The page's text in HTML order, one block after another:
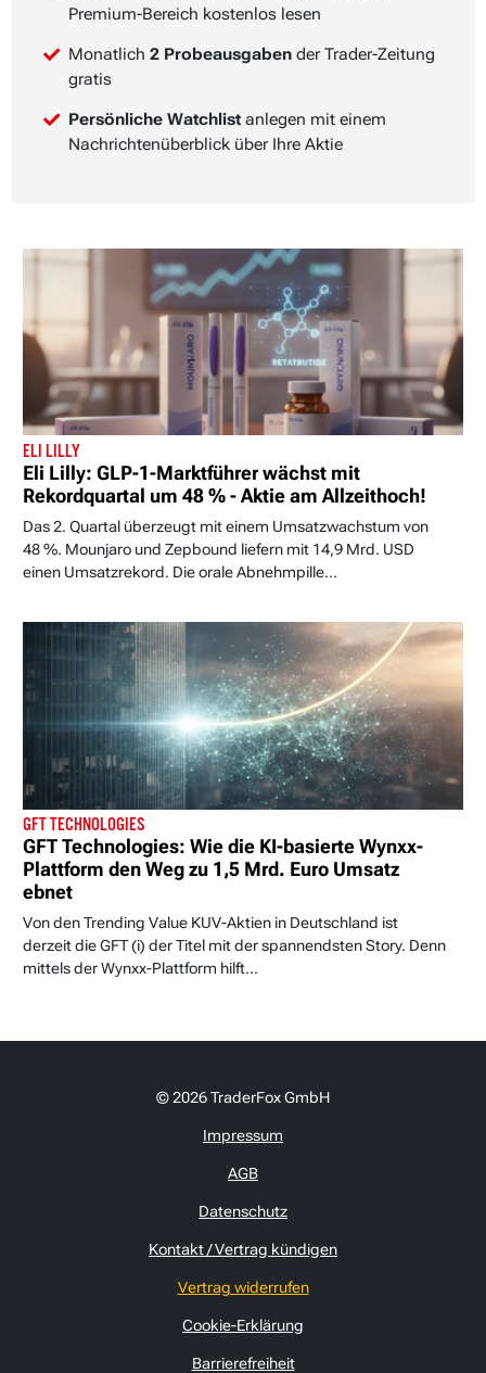
Premium-Bereich kostenlos lesen
Monatlich 2 Probeausgaben der Trader-Zeitung
gratis
Persönliche Watchlist anlegen mit einem
Nachrichtenüberblick über Ihre Aktie
ELI LILLY
Eli Lilly: GLP-1-Marktführer wächst mit
Rekordquartal um 48 % - Aktie am Allzeithoch!
Das 2. Quartal überzeugt mit einem Umsatzwachstum von
48 %. Mounjaro und Zepbound liefern mit 14,9 Mrd. USD
einen Umsatzrekord. Die orale Abnehmpille...
GFT TECHNOLOGIES
GFT Technologies: Wie die KI-basierte Wynxx-
Plattform den Weg zu 1,5 Mrd. Euro Umsatz
ebnet
Von den Trending Value KUV-Aktien in Deutschland ist
derzeit die GFT (i) der Titel mit der spannendsten Story. Denn
mittels der Wynxx-Plattform hilft...
© 2026 TraderFox GmbH
Impressum
AGB
Datenschutz
Kontakt / Vertrag kündigen
Vertrag widerrufen
Cookie-Erklärung
Barrierefreiheit